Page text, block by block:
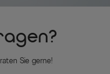
Sie gerne!